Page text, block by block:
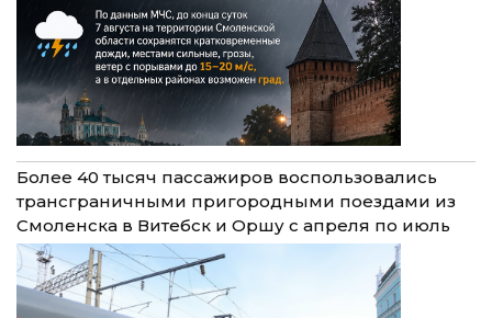
Более 40 тысяч пассажиров воспользовались
трансграничными пригородными поездами из
Смоленска в Витебск и Оршу с апреля по июль